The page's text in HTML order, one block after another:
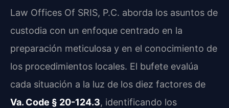
Law Offices Of SRIS, P.C. aborda los asuntos de
custodia con un enfoque centrado en la
preparación meticulosa y en el conocimiento de
los procedimientos locales. El bufete evalúa
cada situación a la luz de los diez factores de
Va. Code § 20-124.3, identificando los